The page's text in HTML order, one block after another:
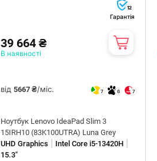
12
Гарантія
39 664 ₴
В наявності
від 5667 ₴/міс. 7 6 7
Ноутбук Lenovo IdeaPad Slim 3
15IRH10 (83K100UTRA) Luna Grey
UHD Graphics
Intel Core i5-13420H
15.3"